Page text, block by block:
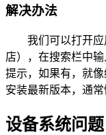
解决办法
我们可以打开应
店），在搜索栏中
提示，如果有，就
安装最新版本，通
设备系统问题